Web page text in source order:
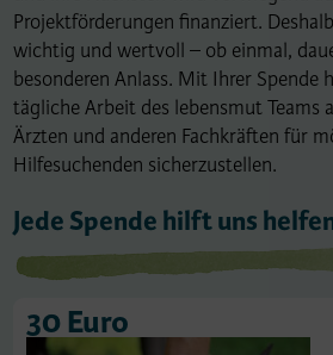
Projektförderungen finanziert.
wichtig und wertvoll – ob einmal,
besonderen Anlass. Mit Ihrer Spende
tägliche Arbeit des lebensmut Teams
Ärzten und anderen Fachkräften für
Hilfesuchenden sicherzustellen.
Jede Spende hilft uns
30 Euro